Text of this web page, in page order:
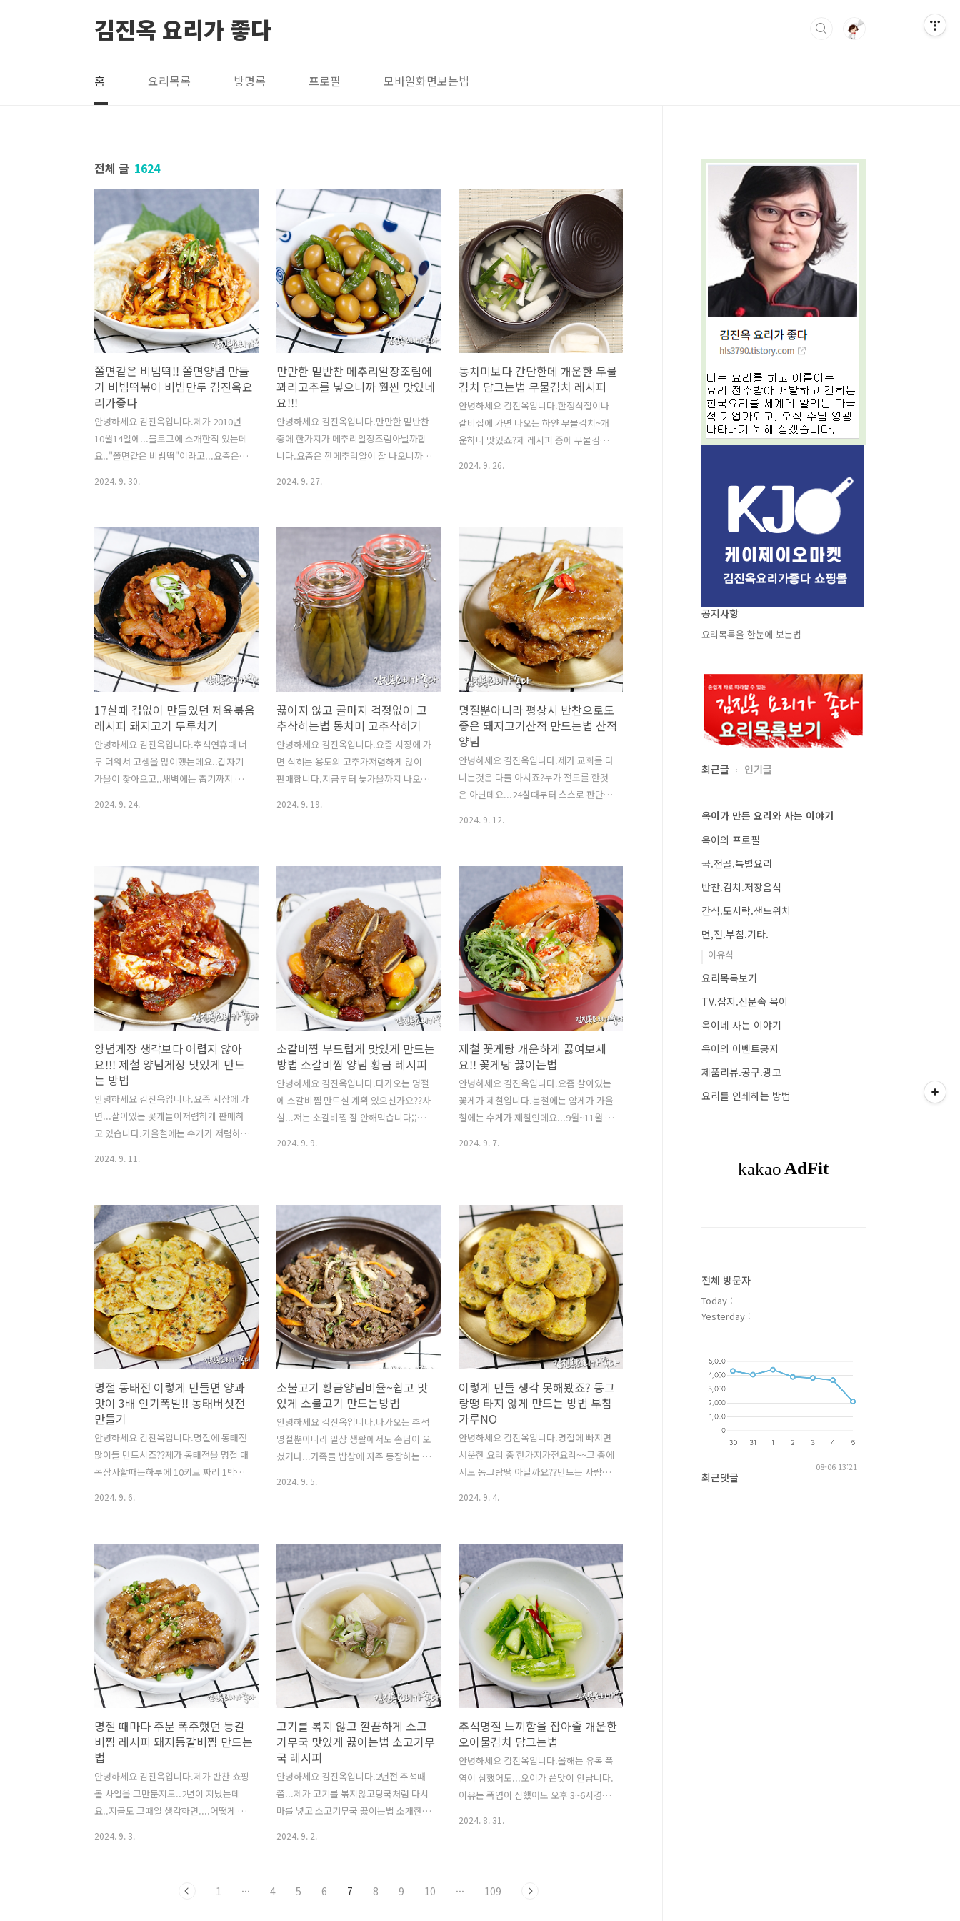
김진옥 요리가 좋다
홈 요리목록 방명록 프로필 모바일화면보는법
전체 글 1624
쫄면같은 비빔떡!! 쫄면양념 만들
기 비빔떡볶이 비빔만두 김진옥요
리가좋다
안녕하세요 김진옥입니다.제가 2010년
10월14일에...블로그에 소개한적 있는데
요.."쫄면같은 비빔떡"이라고...요즘은 아
면보다는비빔떡이 더 맛있겠다는 생각에
오랫만에 만들어 봤습니다!!2010년 당시
에는 아이들이 초등학생이라서..아이들이
엄청 잘 먹었다고..블로그에 일기장처럼
써있더라고요..이번에 만든 비빔떡은 주
말에 저와 남편이 간식처럼 점심으로 먹
었습니다.저희 남편이 만두를 좋아해서요
~만두 몇개 구워서 비빔만두처럼 곁들여
서 먹으니까요 엄청 좋아하더라고요
~ https://youtu.be/Xtf1fEZbU3M?
si=eLPLbZhR1IDJEHDF말로하는 자세
한 레시피는 위 영상을 클릭하세..
2024. 9. 30.
만만한 밑반찬 메추리알장조림에
꽈리고추를 넣으니까 훨씬 맛있네
요!!!
안녕하세요 김진옥입니다.만만한 밑반찬
중에 한가지가 메추리알장조림아닐까합
니다.요즘은 깐메추리알이 잘 나오니까요
림에 꽈리고추와 통마늘을넣어서 메추리
알의 비린맛도 잡고 국물에 꽈리고추 냄
새도 나면서 살짝 매콤한 것이훨씬 맛있
는 꽈리고추메추리알장조림 소개합니
다!! https://youtu.be/ixdE-S8c-bk?
si=75ZnyDX27VJHL8Vq말로하는 자세
한 레시피는 위 영상을 클릭하세요!!! 재
료:깐메추리알1키로.꽈리고추120g. 깐
마늘15개.간장160ml.다진생강소량(완두
콩알만큼의 양).미림5T.올리고당 또는 알
룰로스3T. 멸치다시마육수200ml.물
450ml.**밥숟가락 계량입니다.**..
2024. 9. 27.
동치미보다 간단한데 개운한 무물
김치 담그는법 무물김치 레시피
안녕하세요 김진옥입니다.한정식집이나
갈비집에 가면 나오는 하얀 무물김치~개
운하니 맛있죠?제 레시피 중에 무물김치
치 담그시면 어떨까요?아직까지 무가 껍
질이 두껍고 매워요 손질하실때껍질 잘
제거하시고요~매운무에 맞게 절일때 설
탕과 소금을 넣고 절일겁니다.만약 겨울
철 무가 단맛이 강할때 만드는거라면설탕
양 조금 줄이하세요~설탕이 싫은분들은
설탕대체제 스테비아.알룰로스사용하시
면 됩니
다. https://youtu.be/zKljke8jabk?
si=vTVoTCYNj18mI8TD말로하는 자세한
무1개(1300g 껍질제거후 무게)..
2024. 9. 26.
17살때 겁없이 만들었던 제육볶음
레시피 돼지고기 두루치기
안녕하세요 김진옥입니다.추석연휴때 너
무 더워서 고생을 많이했는데요..갑자기
가을이 찾아오고..새벽에는 춥기까지 하
나더라고요...제가 제육볶음을 고등학교
1학년때그러니까 17살때 야자학습 끝나
고...버스타고 집에 11시쯤 도착해서 늦
은밤 너무 배고파서 혼자 만들었던 기억
이...제 첫 제육볶음 레시피였습니다.그때
대충 이렇게 만들면 되겠지 하고 만들었
던 제육볶음이었는데요..도시락반찬도 직
접 만들어서 싸서 다녀서 그랬는지...처음
도전했는데 너무 맛있었습니다!!!그 뒤로
양념만 조금씩 추가해서 32년째 저희집
2024. 9. 24.
끓이지 않고 골마지 걱정없이 고
추삭히는법 동치미 고추삭히기
안녕하세요 김진옥입니다.요즘 시장에 가
면 삭히는 용도의 고추가저렴하게 많이
판매합니다.지금부터 늦가을까지 나오는
si=vSYlERyyD3di8goA말로하는 자세한
레시피는 위 영상을 클릭하세요!!! 고추
삭히는재료:고추1키로. 물1L. 굵은소금
200ml. 소주200ml. 식초200ml.삭힌고
추무침:삭힌고추500g. 고추장3T.고춧가
루1T.다진마늘1T.올리고당1T.깨1T반***
밥숟가락 계량입니다.***저는 청양고추
로 삭혔는데요 매운거 싫은분들은청고추
로 삭히세요.***삭히는 시간은 상온에서
일주일~이주일정도 소요됩니다.(기온에
2024. 9. 19.
명절뿐아니라 평상시 반찬으로도
좋은 돼지고기산적 만드는법 산적
양념
안녕하세요 김진옥입니다.제가 교회를 다
니는것은 다들 아시죠?누가 전도를 한것
은 아닌데요...24살때부터 스스로 판단해
꿈을 꾼후...교회를 나가면 모든 일이 잘
될거라는믿음과 마음의 안식을 찾고 싶어
서 남편과 함께..다니게 되었습니다.교회
다니기 전에는.. 저희 친정집은 불교집안
이었습니다.늘 명절때면 차례를 지내고...
기일이 되면 제사지내고....그래서 어렸을
때 제사음식 차리는 것을 많이 봤고요..차
려보기도 했습니다.저는 명절음식중에~
돼지고기산적을 참 좋아했습니다.제가 고
기중에 퍽퍽한 부위를 좋아합니다.닭고기
를 먹어도 닭가슴살을 좋아하고요~그래
서 그런지 퍽퍽한 돼지고기산적을 참 맛
있게..
2024. 9. 12.
양념게장 생각보다 어렵지 않아
요!!! 제철 양념게장 맛있게 만드
는 방법
안녕하세요 김진옥입니다.요즘 시장에 가
면...살아있는 꽃게들이저렴하게 판매하
고 있습니다.가을철에는 수게가 저렴하고
서 급냉후 만드셔야 살이 빠지지 않습니
다.제가 23살때 처음 양념게장을 만들었
는데요..그때 집들이 음식으로 만든다고
겁도 없이 살아있는 꽃게를 구입해서 만
들었다가...살아있는 꽃게놈들 손질하기
도 힘들었는데요..그렇게 힘들게 손질한
꽃게들을 맛있게 양념에 무침했더니...꽃
게 살이 다 양념에 흘러내리는 경험을 했
습니다.그리고요..꽃게는 톱밥에 들어있
는것을 구입하면거의 80%는 살수율(살
이) 떨어집니다.이유는 인터넷 검색해보
시면 아시겠지만요..톱밥에 있으면 살아
있기는 하지만요....
2024. 9. 11.
소갈비찜 부드럽게 맛있게 만드는
방법 소갈비찜 양념 황금 레시피
안녕하세요 김진옥입니다.다가오는 명절
에 소갈비찜 만드실 계획 있으신가요??사
실...저는 소갈비찜 잘 안해먹습니다;;소
에 재워서 먹어도 되는데요..소갈비찜은
두껍고 질겨서 압력솥 아니면 일반 불에
하려면시간과 노력이 많이 들어갑니다.압
력밥솥에 만들면 부드럽긴 합니다.예전에
제가 블로그에 압력밥솥에 소갈비찜 만드
는법소개한적 있을겁니다.그런데요..저
는 압력솥에 갈비찜 하는 방법을 즐겨하
지 않습니다.그냥...천천히 불에서 끓여서
조림하는 것을 좋아하고 그렇게 만든것이
더 맛있습니다.소갈비찜을 압력솥이 아닌
핏기빼고=> ..
2024. 9. 9.
제철 꽃게탕 개운하게 끓여보세
요!! 꽃게탕 끓이는법
안녕하세요 김진옥입니다.요즘 살아있는
꽃게가 제철입니다.봄철에는 암게가 가을
철에는 수게가 제철인데요...9월~11월 수
와서꽃게탕 끓여먹기 좋더라고요~제철
꽃게탕 개운하고 얼큰하게 끓이는법 소개
합니
다!!! https://youtu.be/cuu6DFsUK1g?
si=IkwlCGiMmxpOWsFj말로하는 자세
한 레시피는 위 영상을 클릭하세요!!! 재
료(3~4인분):꽃게1키로(4마리). 무1/3개
(300g). 양파1/4개. 대파2/3개. 애호박
1/2개.청양고추3개.쑥갓 한줌정도(또는
미나리).건새우1T(생략가능).다시마1조
2024. 9. 7.
명절 동태전 이렇게 만들면 양과
맛이 3배 인기폭발!! 동태버섯전
만들기
안녕하세요 김진옥입니다.명절에 동태전
많이들 만드시죠??제가 동태전을 명절 대
목장사할때는하루에 10키로 짜리 1박스
를 적은양으로 버섯이랑 각종채소를 다져
서 넣어서양도 늘리고 맛도 좋게 하는 동
태버섯전 소개하겠습니다!!이 요리는 몇
년전 시어머님 생신때 만들어 드린적이
있는데요~너무 맛있다고 칭찬받은적이
있답니다!!적은양의 동태포가 늘어는 기
적같은 동태버섯전 만들어 볼까
요?? https://youtu.be/zHNzyZg2KKc?
si=nUnmd10yi_4XYrrl말로하는 자세한
레시피는 위 영상을 클릭하세요!!! 재료:
동태포1팩(600g). 느타리버섯300g. 양
파반개.당근반개(작을때는1..
2024. 9. 6.
소불고기 황금양념비율~쉽고 맛
있게 소불고기 만드는방법
안녕하세요 김진옥입니다.다가오는 추석
명절뿐아니라 일상 생활에서도 손님이 오
셨거나...가족들 밥상에 자주 등장하는 소
재울수 있습니
다!! https://youtu.be/4Ce9yF7G8fs?
si=oT0yHBfeAhY0pEBT말로하는 자세
한 레시피는 위 영상을 클릭하세요!!! 재
료(3인분) : 소불고기용 600g(냉장). 양파
1개.대파1개. 당근 소량(생략가능).배즙1
봉지(100ml). 간장6T.다진마늘1T반.후춧
가루소량.느타리버섯100g미림2T.올리
고당2T반. 참기름1T. 깨1T.***밥숟가락
계량입니다~***소불고기용으로 냉장으
2024. 9. 5.
이렇게 만들 생각 못해봤죠? 동그
랑땡 타지 않게 만드는 방법 부침
가루NO
안녕하세요 김진옥입니다.명절에 빠지면
서운한 요리 중 한가지가전요리~~그 중에
서도 동그랑땡 아닐까요??만드는 사람은
엇이세요?반죽도 힘들지만요...동그랑땡
반죽 속의 고기가 익을때까지천천히 약불
에서 충분히 부쳐야 한다는겁니다.천천히
부치다보면...동그랑땡 속 반죽에서 육즙
이랑 양념이 나와서동그랑땡이 타는 경우
있지 않나요??(예쁘게 모양 잡고 만들었
는데 타면 정말 화가나죠;;) 오늘 소개하
는 동그랑땡은 그런 걱정 전혀 없습니다.
게다가 부침가루 옷을 입히지 않고 계란
물만입혀서 부치고 아주 짧은시간 재빨리
부치기 때문에다이어트 하시는분들에게
는 도움이 될만한 동그랑땡 레시피입니
다!!! 게다가...
2024. 9. 4.
명절 때마다 주문 폭주했던 등갈
비찜 레시피 돼지등갈비찜 만드는
법
안녕하세요 김진옥입니다.제가 반찬 쇼핑
몰 사업을 그만둔지도..2년이 지났는데
요..지금도 그때일 생각하면....어떻게 운
지 이렇게 블로그랑 유튜브에 요리올리는
2024. 9. 3.
고기를 볶지 않고 깔끔하게 소고
기무국 맛있게 끓이는법 소고기무
국 레시피
안녕하세요 김진옥입니다.2년전 추석때
쯤...제가 고기를 볶지않고탕국처럼 다시
마를 넣고 소고기무국 끓이는법 소개한적
로 데친뒤헹궈서 핏기를 제거하는 방법의
2024. 9. 2.
추석명절 느끼함을 잡아줄 개운한
오이물김치 담그는법
안녕하세요 김진옥입니다.올해는 유독 폭
염이 심했어도...오이가 쓴맛이 안납니다.
이유는 폭염이 심했어도 오후 3~6시경이
같습니다.그래서 다가오는 추석명절에 무
2024. 8. 31.
1 ··· 4 5 6 7 8 9 10 ··· 109
공지사항
요리목록을 한눈에 보는법
최근글 인기글
옥이가 만든 요리와 사는 이야기
옥이의 프로필
국.전골.특별요리
반찬.김치.저장음식
간식.도시락.샌드위치
면,전.부침.기타.
이유식
요리목록보기
TV.잡지.신문속 옥이
옥이네 사는 이야기
옥이의 이벤트공지
제품리뷰.공구.광고
요리를 인쇄하는 방법
전체 방문자
Today :
Yesterday :
08-06 13:21
최근댓글